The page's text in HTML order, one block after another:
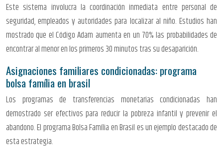
Este sistema involucra la coordinación inmediata entre personal de
seguridad, empleados y autoridades para localizar al niño. Estudios han
mostrado que el Código Adam aumenta en un 70% las probabilidades de
encontrar al menor en los primeros 30 minutos tras su desaparición.
Asignaciones familiares condicionadas: programa
bolsa família en brasil
Los programas de transferencias monetarias condicionadas han
demostrado ser efectivos para reducir la pobreza infantil y prevenir el
abandono. El programa Bolsa Família en Brasil es un ejemplo destacado de
esta estrategia.